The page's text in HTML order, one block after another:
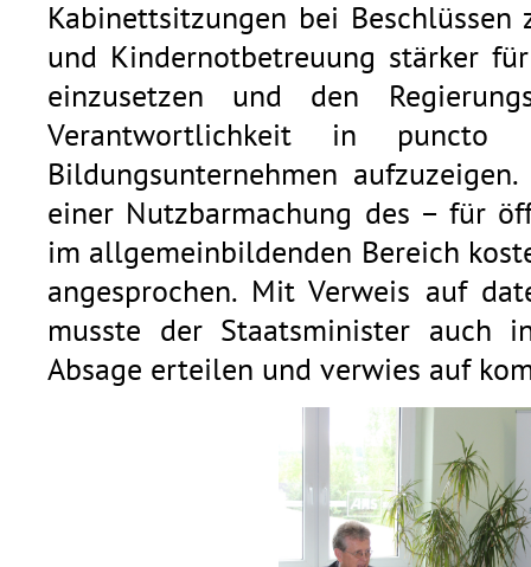
Kabinettsitzungen bei Beschlüssen
und Kindernotbetreuung stärker
einzusetzen und den
Verantwortlichkeit in puncto
Bildungsunternehmen
einer Nutzbarmachung des – für
im allgemeinbildenden Bereich
angesprochen. Mit Verweis auf
musste der Staatsminister auch
Absage erteilen und verwies auf